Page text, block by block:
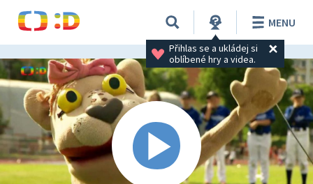
Přihlas se a ukládej si
oblíbené hry a videa.
MENU